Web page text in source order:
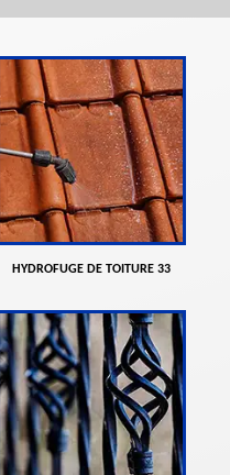
HYDROFUGE DE TOITURE 33